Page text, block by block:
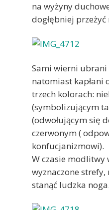
na wyżyny
dogłębniej przeżyć
Sami wierni ubrani
natomiast kapłani
trzech kolorach:
(symbolizującym
(odwołującym się
czerwonym (
konfucjanizmowi).
W czasie modlitwy
wyznaczone
stanąć ludzka noga.